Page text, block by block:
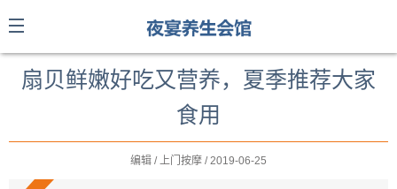
扇贝鲜嫩好吃又营养，夏季推荐大家
食用
编辑 / 上门按摩 / 2019-06-25